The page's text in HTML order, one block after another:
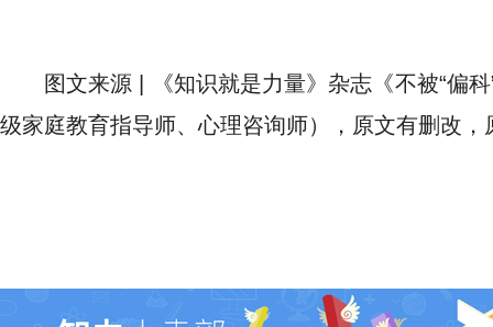
图文来源 | 《知识就是力量》杂志《不被“偏
级家庭教育指导师、心理咨询师），原文有删改